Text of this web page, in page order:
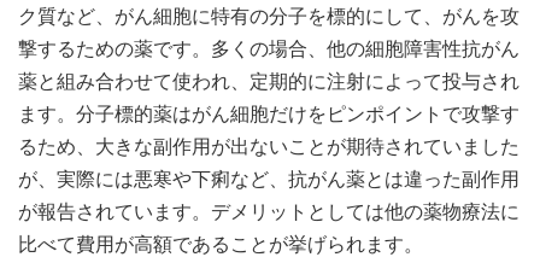
ク質など、がん細胞に特有の分子を標的にして、がんを攻
撃するための薬です。多くの場合、他の細胞障害性抗がん
薬と組み合わせて使われ、定期的に注射によって投与され
ます。分子標的薬はがん細胞だけをピンポイントで攻撃す
るため、大きな副作用が出ないことが期待されていました
が、実際には悪寒や下痢など、抗がん薬とは違った副作用
が報告されています。デメリットとしては他の薬物療法に
比べて費用が高額であることが挙げられます。